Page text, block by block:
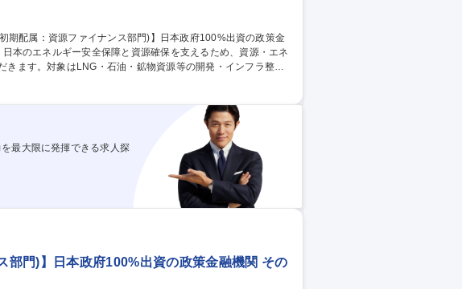
きます。対象はLNG・石油・鉱物資源等の開発・インフラ整
境の未来を創る醍醐味があります。地政学や技術動向、グロー
金融支援に関われるポジションです。 募集職種 【総合
出資の政策金融機関
最大限に発揮できる求人探
部門)】日本政府100%出資の政策金融機関 その